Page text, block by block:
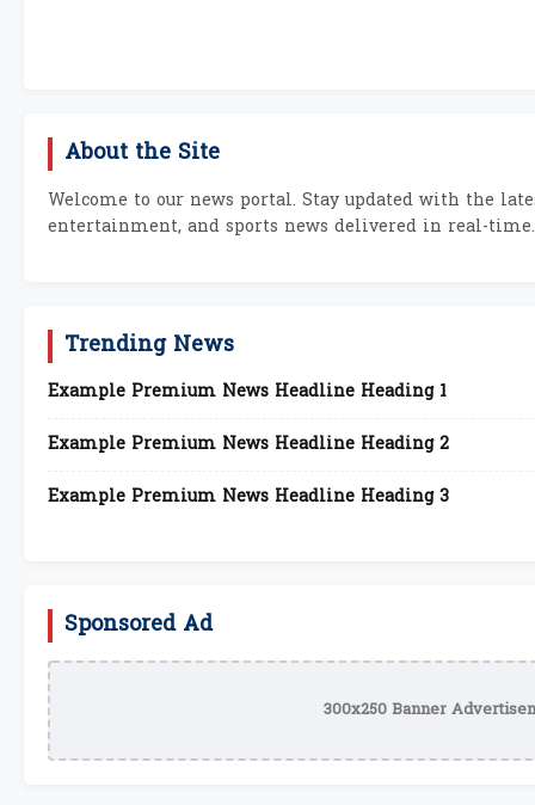
About the Site
Welcome to our news portal. Stay updated with the
entertainment, and sports news delivered in real-time.
Trending News
Example Premium News Headline Heading 1
Example Premium News Headline Heading 2
Example Premium News Headline Heading 3
Sponsored Ad
300x250 Banner